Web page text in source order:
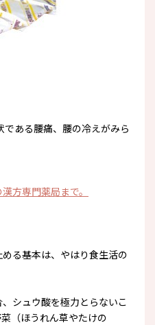
ある腰痛、腰の冷えがみら
方専門薬局まで。
る基本は、やはり食生活の
シュウ酸を極力とらないこ
（ほうれん草やたけの